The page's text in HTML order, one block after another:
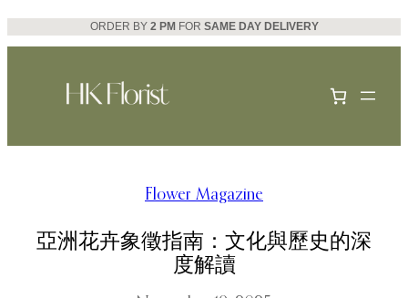
Skip
to
ORDER BY 2 PM FOR SAME DAY DELIVERY
Flower Magazine
亞洲花卉象徵指南：文化與歷史的深
度解讀